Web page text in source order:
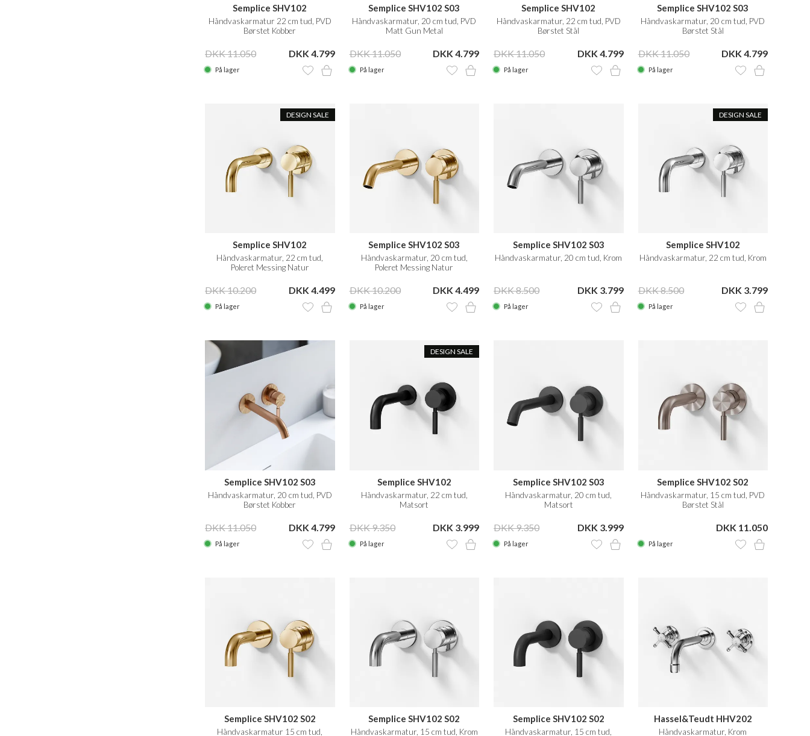
Semplice SHV102
Håndvaskarmatur 22 cm tud, PVD
Børstet Kobber
DKK 11.050 DKK 4.799
På lager
Semplice SHV102 S03
Håndvaskarmatur, 20 cm tud, PVD
Matt Gun Metal
DKK 11.050 DKK 4.799
På lager
Semplice SHV102
Håndvaskarmatur, 22 cm tud, PVD
Børstet Stål
DKK 11.050 DKK 4.799
På lager
Semplice SHV102 S03
Håndvaskarmatur, 20 cm tud, PVD
Børstet Stål
DKK 11.050 DKK 4.799
På lager
DESIGN SALE
Semplice SHV102
Håndvaskarmatur, 22 cm tud,
Poleret Messing Natur
DKK 10.200 DKK 4.499
På lager
Semplice SHV102 S03
Håndvaskarmatur, 20 cm tud,
Poleret Messing Natur
DKK 10.200 DKK 4.499
På lager
Semplice SHV102 S03
Håndvaskarmatur, 20 cm tud, Krom
DKK 8.500 DKK 3.799
På lager
DESIGN SALE
Semplice SHV102
Håndvaskarmatur, 22 cm tud, Krom
DKK 8.500 DKK 3.799
På lager
Semplice SHV102 S03
Håndvaskarmatur, 20 cm tud, PVD
Børstet Kobber
DKK 11.050 DKK 4.799
På lager
DESIGN SALE
Semplice SHV102
Håndvaskarmatur, 22 cm tud,
Matsort
DKK 9.350 DKK 3.999
På lager
Semplice SHV102 S03
Håndvaskarmatur, 20 cm tud,
Matsort
DKK 9.350 DKK 3.999
På lager
Semplice SHV102 S02
Håndvaskarmatur, 15 cm tud, PVD
Børstet Stål
DKK 11.050
På lager
Semplice SHV102 S02
Håndvaskarmatur 15 cm tud,
Semplice SHV102 S02
Håndvaskarmatur, 15 cm tud, Krom
Semplice SHV102 S02
Håndvaskarmatur, 15 cm tud,
Hassel&Teudt HHV202
Håndvaskarmatur, Krom